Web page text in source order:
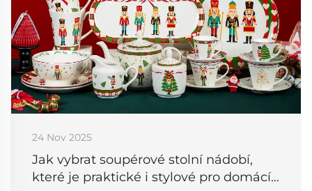
24 Nov 2025
Jak vybrat soupérové stolní nádobí,
které je praktické i stylové pro domácí